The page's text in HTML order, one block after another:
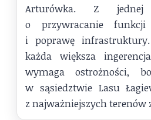
Arturówka. Z
o przywracanie funkcji
i poprawę
każda większa
wymaga ostrożności,
w sąsiedztwie Lasu
z najważniejszych terenów